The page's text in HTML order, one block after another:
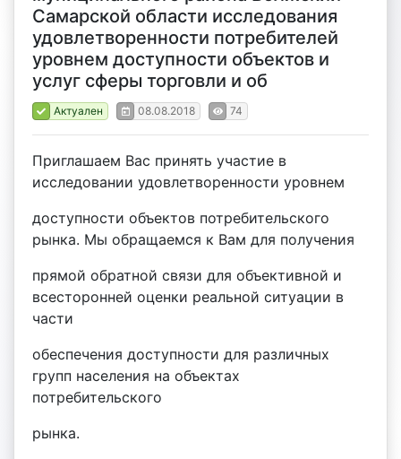
Самарской области исследования
удовлетворенности потребителей
уровнем доступности объектов и
услуг сферы торговли и об
Актуален 08.08.2018 74
Приглашаем Вас принять участие в
исследовании удовлетворенности уровнем
доступности объектов потребительского
рынка. Мы обращаемся к Вам для получения
прямой обратной связи для объективной и
всесторонней оценки реальной ситуации в
части
обеспечения доступности для различных
групп населения на объектах
потребительского
рынка.